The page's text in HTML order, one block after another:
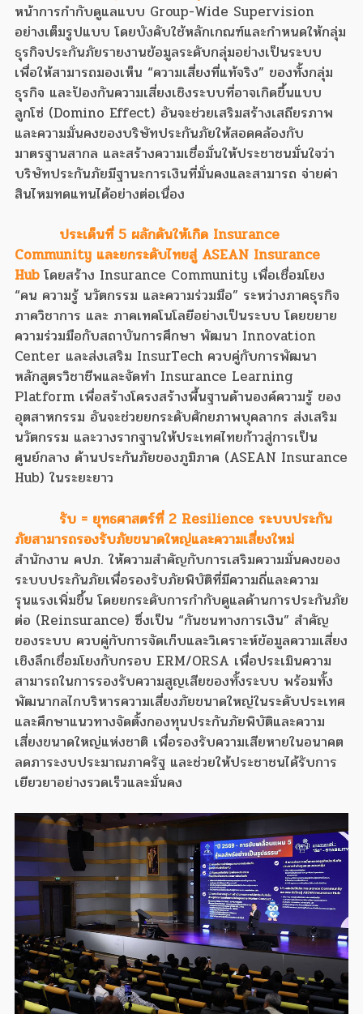
หน้าการกำกับดูแลแบบ Group-Wide Supervision
อย่างเต็มรูปแบบ โดยบังคับใช้หลักเกณฑ์และกำหนดให้กลุ่ม
ธุรกิจประกันภัยรายงานข้อมูลระดับกลุ่มอย่างเป็นระบบ
เพื่อให้สามารถมองเห็น “ความเสี่ยงที่แท้จริง” ของทั้งกลุ่ม
ธุรกิจ และป้องกันความเสี่ยงเชิงระบบที่อาจเกิดขึ้นแบบ
ลูกโซ่ (Domino Effect) อันจะช่วยเสริมสร้างเสถียรภาพ
และความมั่นคงของบริษัทประกันภัยให้สอดคล้องกับ
มาตรฐานสากล และสร้างความเชื่อมั่นให้ประชาชนมั่นใจว่า
บริษัทประกันภัยมีฐานะการเงินที่มั่นคงและสามารถ จ่ายค่า
สินไหมทดแทนได้อย่างต่อเนื่อง
ประเด็นที่ 5 ผลักดันให้เกิด Insurance
Community และยกระดับไทยสู่ ASEAN Insurance
Hubโดยสร้าง Insurance Community เพื่อเชื่อมโยง
“คน ความรู้ นวัตกรรม และความร่วมมือ” ระหว่างภาคธุรกิจ
ภาควิชาการ และ ภาคเทคโนโลยีอย่างเป็นระบบ โดยขยาย
ความร่วมมือกับสถาบันการศึกษา พัฒนา Innovation
Center และส่งเสริม InsurTech ควบคู่กับการพัฒนา
หลักสูตรวิชาชีพและจัดทำ Insurance Learning
Platform เพื่อสร้างโครงสร้างพื้นฐานด้านองค์ความรู้ ของ
อุตสาหกรรม อันจะช่วยยกระดับศักยภาพบุคลากร ส่งเสริม
นวัตกรรม และวางรากฐานให้ประเทศไทยก้าวสู่การเป็น
ศูนย์กลาง ด้านประกันภัยของภูมิภาค (ASEAN Insurance
Hub) ในระยะยาว
รับ = ยุทธศาสตร์ที่ 2 Resilience ระบบประกัน
ภัยสามารถรองรับภัยขนาดใหญ่และความเสี่ยงใหม่
สำนักงาน คปภ. ให้ความสำคัญกับการเสริมความมั่นคงของ
ระบบประกันภัยเพื่อรองรับภัยพิบัติที่มีความถี่และความ
รุนแรงเพิ่มขึ้น โดยยกระดับการกำกับดูแลด้านการประกันภัย
ต่อ (Reinsurance) ซึ่งเป็น “กันชนทางการเงิน” สำคัญ
ของระบบ ควบคู่กับการจัดเก็บและวิเคราะห์ข้อมูลความเสี่ยง
เชิงลึกเชื่อมโยงกับกรอบ ERM/ORSA เพื่อประเมินความ
สามารถในการรองรับความสูญเสียของทั้งระบบ พร้อมทั้ง
พัฒนากลไกบริหารความเสี่ยงภัยขนาดใหญ่ในระดับประเทศ
และศึกษาแนวทางจัดตั้งกองทุนประกันภัยพิบัติและความ
เสี่ยงขนาดใหญ่แห่งชาติ เพื่อรองรับความเสียหายในอนาคต
ลดภาระงบประมาณภาครัฐ และช่วยให้ประชาชนได้รับการ
เยียวยาอย่างรวดเร็วและมั่นคง